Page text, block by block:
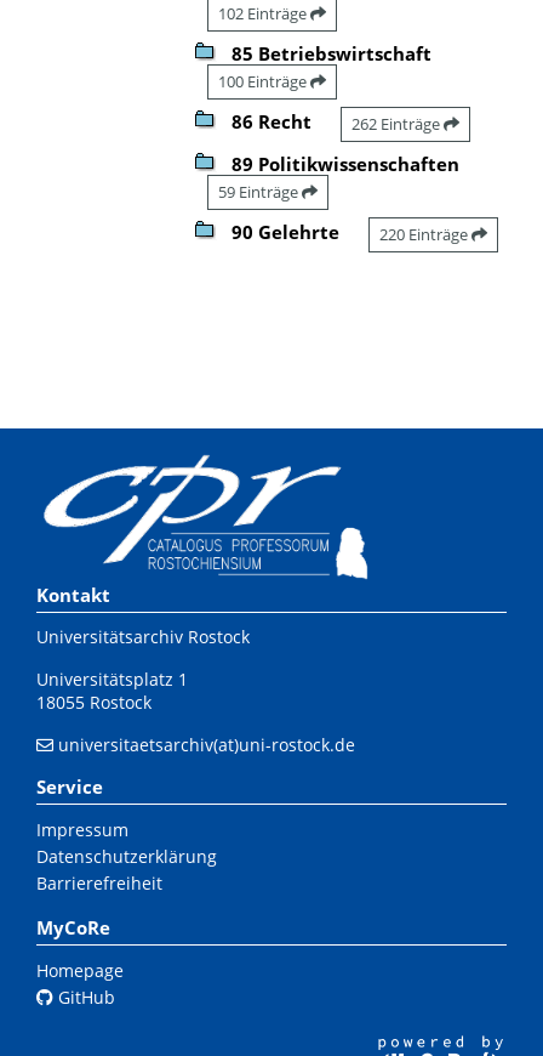
102 Einträge
85 Betriebswirtschaft
100 Einträge
86 Recht 262 Einträge
89 Politikwissenschaften
59 Einträge
90 Gelehrte 220 Einträge
Kontakt
Universitätsarchiv Rostock
Universitätsplatz 1
18055 Rostock
universitaetsarchiv(at)uni-rostock.de
Service
Impressum
Datenschutzerklärung
Barrierefreiheit
MyCoRe
Homepage
GitHub